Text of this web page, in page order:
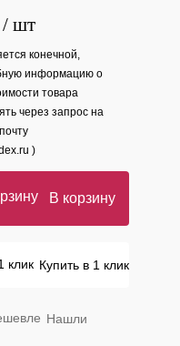
/ шт
конечной,
информацию о
товара
через запрос на
)
В корзину
Купить в 1 клик
Нашли